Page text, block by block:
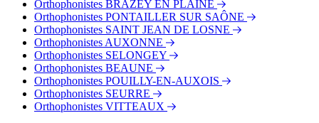
Orthophonistes BRAZEY EN PLAINE
Orthophonistes PONTAILLER SUR SAÔNE
Orthophonistes SAINT JEAN DE LOSNE
Orthophonistes AUXONNE
Orthophonistes SELONGEY
Orthophonistes BEAUNE
Orthophonistes POUILLY-EN-AUXOIS
Orthophonistes SEURRE
Orthophonistes VITTEAUX